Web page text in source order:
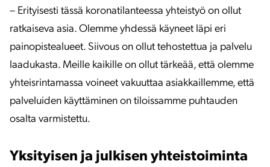
– Erityisesti tässä koronatilanteessa yhteistyö on ollut
ratkaiseva asia. Olemme yhdessä käyneet läpi eri
painopistealueet. Siivous on ollut tehostettua ja palvelu
laadukasta. Meille kaikille on ollut tärkeää, että olemme
yhteisrintamassa voineet vakuuttaa asiakkaillemme, että
palveluiden käyttäminen on tiloissamme puhtauden
osalta varmistettu.
Yksityisen ja julkisen yhteistoiminta